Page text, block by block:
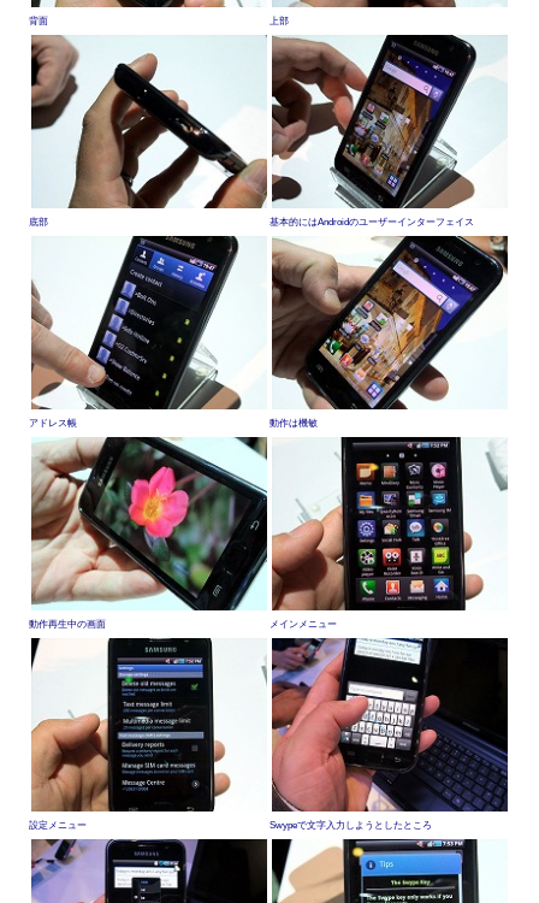
背面 上部
底部 基本的にはAndroidのユーザーインターフェイス
アドレス帳 動作は機敏
動作再生中の画面 メインメニュー
設定メニュー Swypeで文字入力しようとしたところ